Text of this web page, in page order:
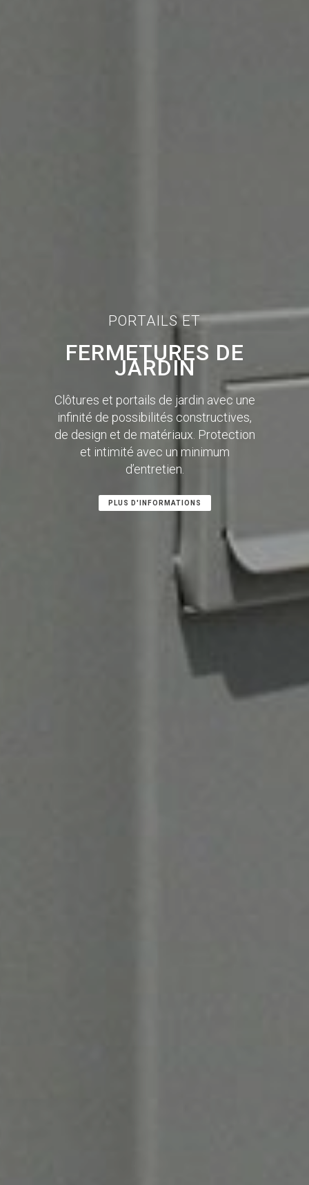
PORTAILS ET
FERMETURES DE
JARDIN
Clôtures et portails de jardin avec une
infinité de possibilités constructives,
de design et de matériaux. Protection
et intimité avec un minimum
d’entretien.
PLUS D'INFORMATIONS